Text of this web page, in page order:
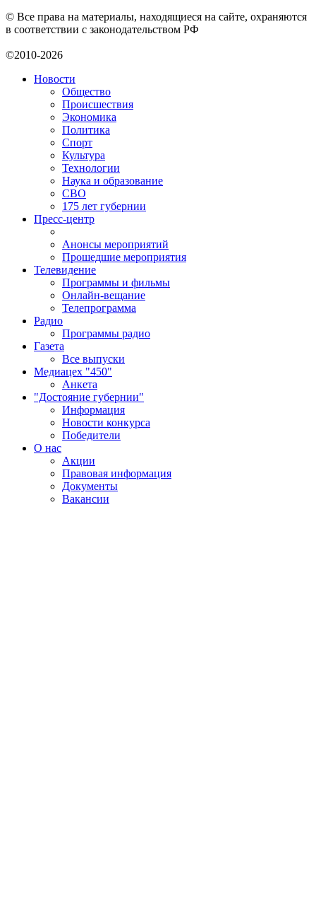
© Все права на материалы, находящиеся на сайте, охраняются
в соответствии с законодательством РФ
©2010-2026
Новости
Общество
Происшествия
Экономика
Политика
Спорт
Культура
Технологии
Наука и образование
СВО
175 лет губернии
Пресс-центр
Анонсы мероприятий
Прошедшие мероприятия
Телевидение
Программы и фильмы
Онлайн-вещание
Телепрограмма
Радио
Программы радио
Газета
Все выпуски
Медиацех "450"
Анкета
"Достояние губернии"
Информация
Новости конкурса
Победители
О нас
Акции
Правовая информация
Документы
Вакансии